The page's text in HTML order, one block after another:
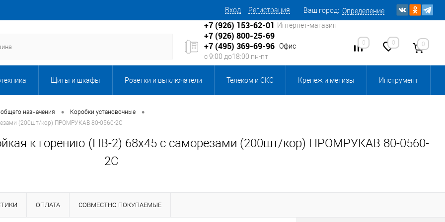
Вход Регистрация Ваш город: Определение
+7 (926) 153-62-01 Интернет-магазин
+7 (926) 800-25-69
+7 (495) 369-69-96 Офис
с 9:00 до18:00 пн-пт
0 0 0
Щиты и шкафы Розетки и выключатели Телеком и СКС Крепеж и метизы Инструмент
Бытовая техника Запорная и регулирующая арматура
Каталог подарков Клининговое оборудование, инвентарь и комплектующие, бытовая химия
назначения • Коробки установочные •
(200шт/кор) ПРОМРУКАВ 80-0560-2С
к горению (ПВ-2) 68х45 с саморезами (200шт/кор) ПРОМРУКАВ 80-0560-
2С
ОПЛАТА СОВМЕСТНО ПОКУПАЕМЫЕ